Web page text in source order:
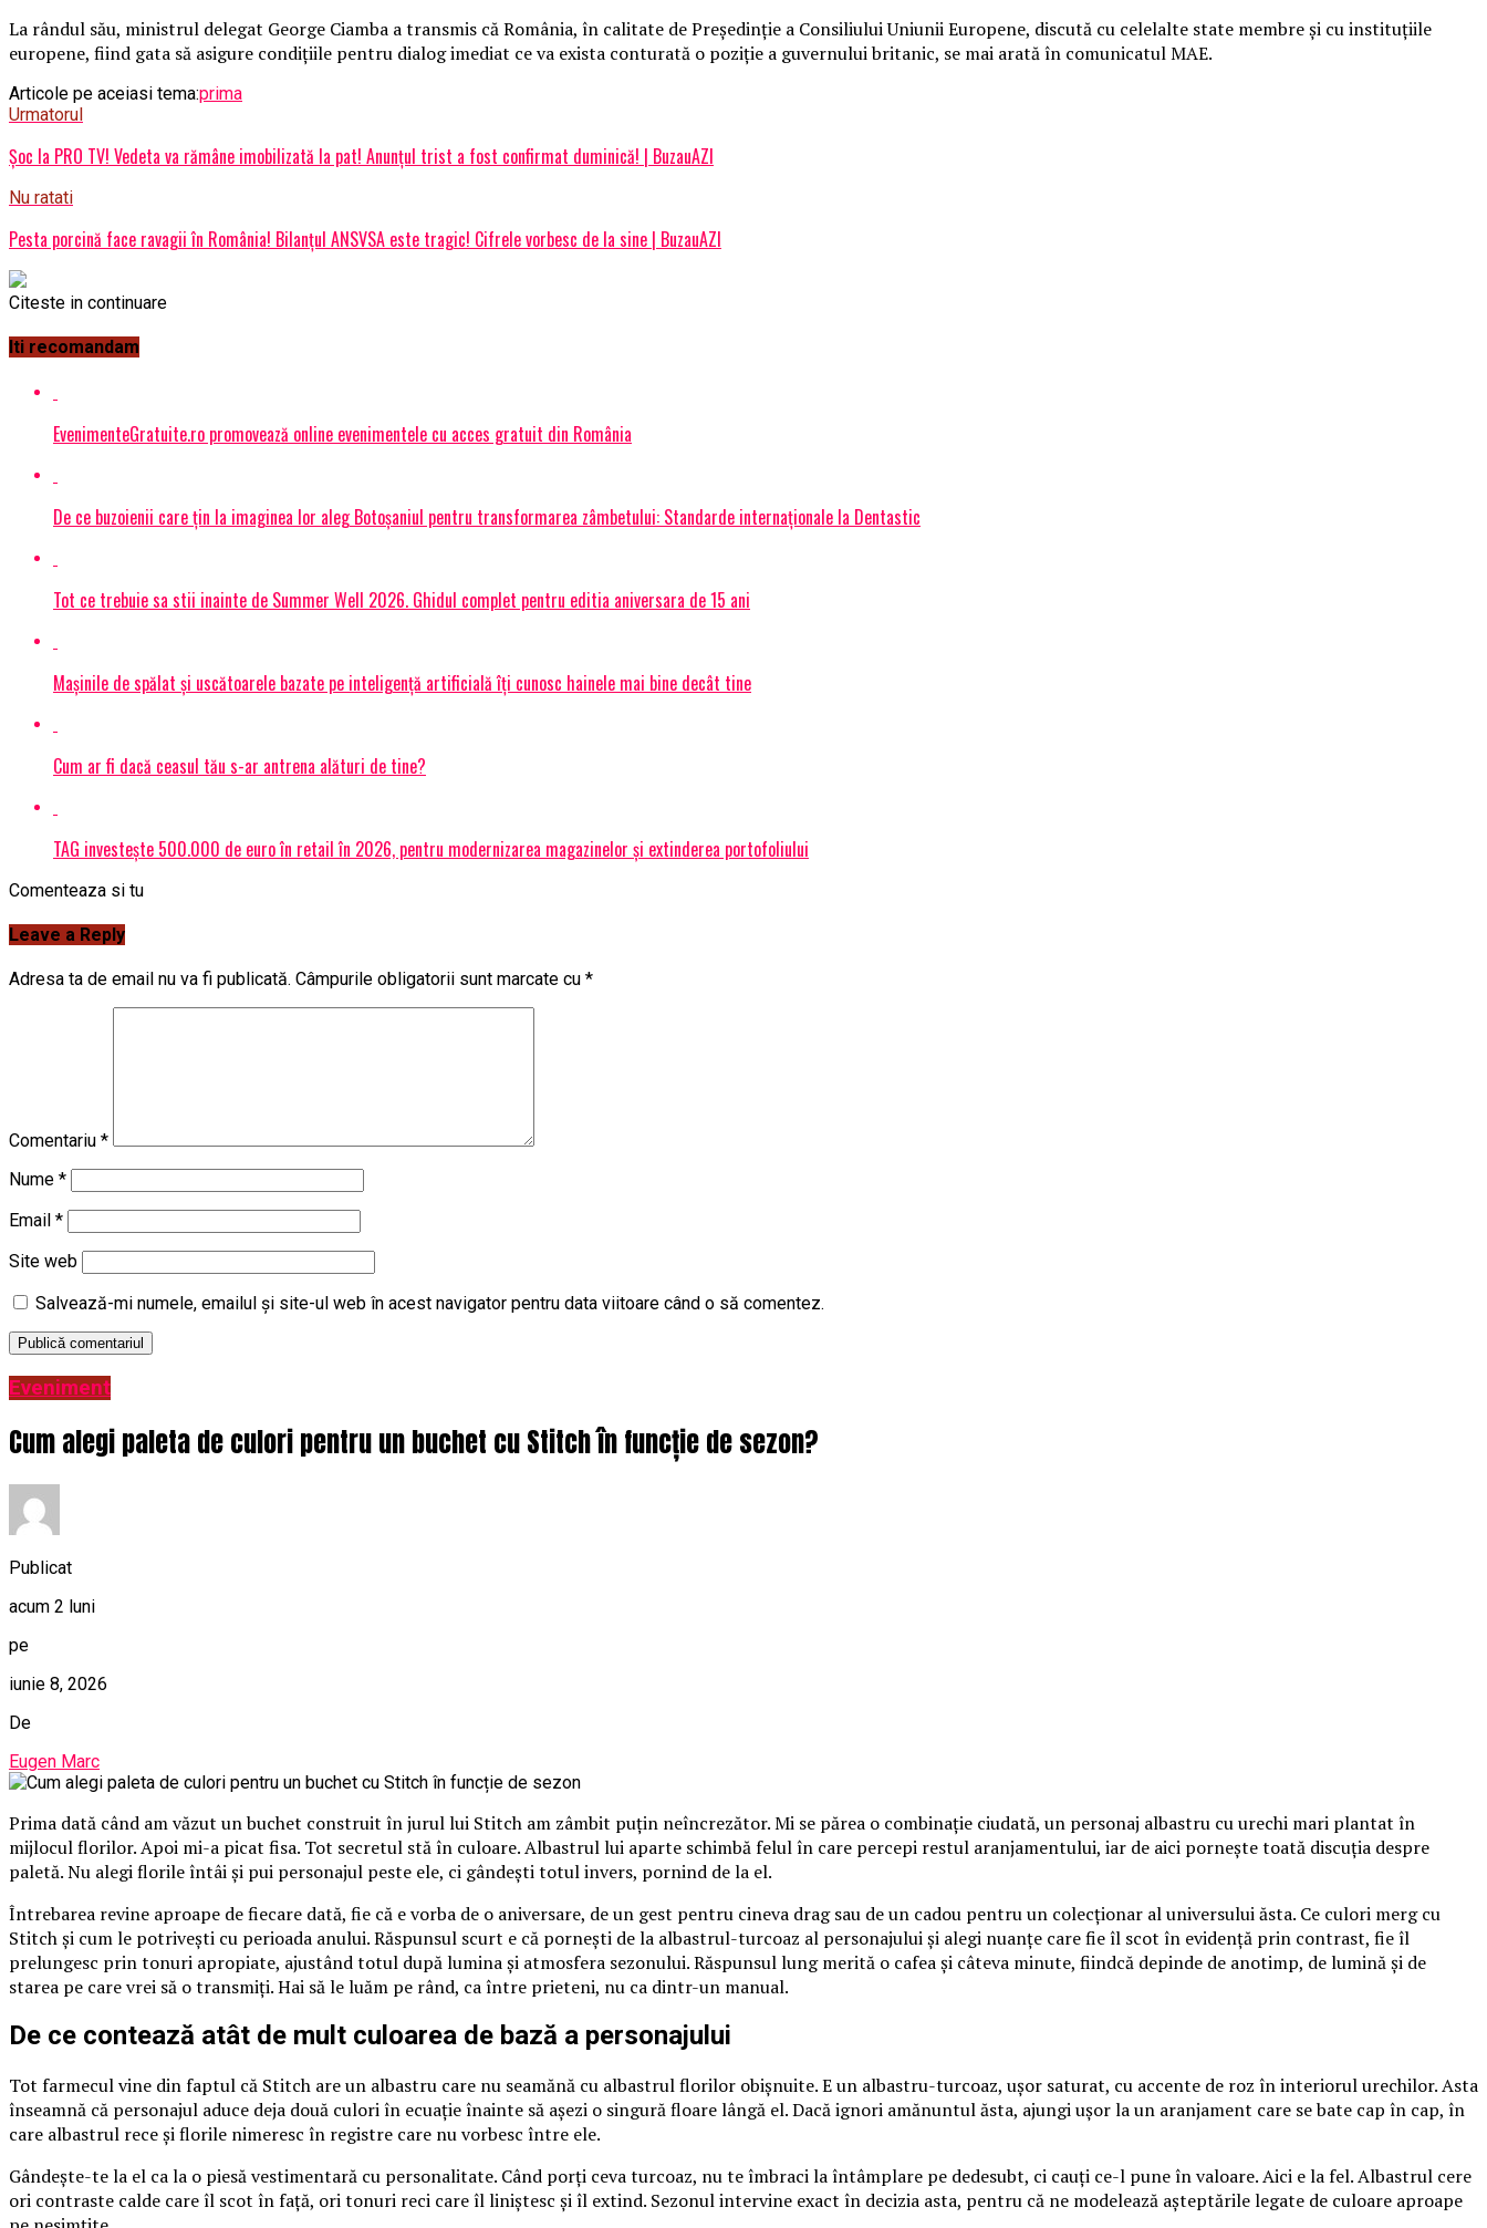
La rândul său, ministrul delegat George Ciamba a transmis că România, în calitate de Preşedinţie a Consiliului Uniunii Europene, discută cu celelalte state membre şi cu instituţiile
europene, fiind gata să asigure condiţiile pentru dialog imediat ce va exista conturată o poziţie a guvernului britanic, se mai arată în comunicatul MAE.
Articole pe aceiasi tema:prima
Urmatorul
Șoc la PRO TV! Vedeta va rămâne imobilizată la pat! Anunțul trist a fost confirmat duminică! | BuzauAZI
Nu ratati
Pesta porcină face ravagii în România! Bilanțul ANSVSA este tragic! Cifrele vorbesc de la sine | BuzauAZI
Citeste in continuare
Iti recomandam
EvenimenteGratuite.ro promovează online evenimentele cu acces gratuit din România
De ce buzoienii care țin la imaginea lor aleg Botoșaniul pentru transformarea zâmbetului: Standarde internaționale la Dentastic
Tot ce trebuie sa stii inainte de Summer Well 2026. Ghidul complet pentru editia aniversara de 15 ani
Mașinile de spălat și uscătoarele bazate pe inteligență artificială îți cunosc hainele mai bine decât tine
Cum ar fi dacă ceasul tău s-ar antrena alături de tine?
TAG investește 500.000 de euro în retail în 2026, pentru modernizarea magazinelor și extinderea portofoliului
Comenteaza si tu
Leave a Reply
Adresa ta de email nu va fi publicată. Câmpurile obligatorii sunt marcate cu *
Comentariu *
Nume *
Email *
Site web
Salvează-mi numele, emailul și site-ul web în acest navigator pentru data viitoare când o să comentez.
Eveniment
Cum alegi paleta de culori pentru un buchet cu Stitch în funcție de sezon?
Publicat
acum 2 luni
pe
iunie 8, 2026
De
Eugen Marc
Prima dată când am văzut un buchet construit în jurul lui Stitch am zâmbit puțin neîncrezător. Mi se părea o combinație ciudată, un personaj albastru cu urechi mari plantat în
mijlocul florilor. Apoi mi-a picat fisa. Tot secretul stă în culoare. Albastrul lui aparte schimbă felul în care percepi restul aranjamentului, iar de aici pornește toată discuția despre
paletă. Nu alegi florile întâi și pui personajul peste ele, ci gândești totul invers, pornind de la el.
Întrebarea revine aproape de fiecare dată, fie că e vorba de o aniversare, de un gest pentru cineva drag sau de un cadou pentru un colecționar al universului ăsta. Ce culori merg cu
Stitch și cum le potrivești cu perioada anului. Răspunsul scurt e că pornești de la albastrul-turcoaz al personajului și alegi nuanțe care fie îl scot în evidență prin contrast, fie îl
prelungesc prin tonuri apropiate, ajustând totul după lumina și atmosfera sezonului. Răspunsul lung merită o cafea și câteva minute, fiindcă depinde de anotimp, de lumină și de
starea pe care vrei să o transmiți. Hai să le luăm pe rând, ca între prieteni, nu ca dintr-un manual.
De ce contează atât de mult culoarea de bază a personajului
Tot farmecul vine din faptul că Stitch are un albastru care nu seamănă cu albastrul florilor obișnuite. E un albastru-turcoaz, ușor saturat, cu accente de roz în interiorul urechilor. Asta
înseamnă că personajul aduce deja două culori în ecuație înainte să așezi o singură floare lângă el. Dacă ignori amănuntul ăsta, ajungi ușor la un aranjament care se bate cap în cap, în
care albastrul rece și florile nimeresc în registre care nu vorbesc între ele.
Gândește-te la el ca la o piesă vestimentară cu personalitate. Când porți ceva turcoaz, nu te îmbraci la întâmplare pe dedesubt, ci cauți ce-l pune în valoare. Aici e la fel. Albastrul cere
ori contraste calde care îl scot în față, ori tonuri reci care îl liniștesc și îl extind. Sezonul intervine exact în decizia asta, pentru că ne modelează așteptările legate de culoare aproape